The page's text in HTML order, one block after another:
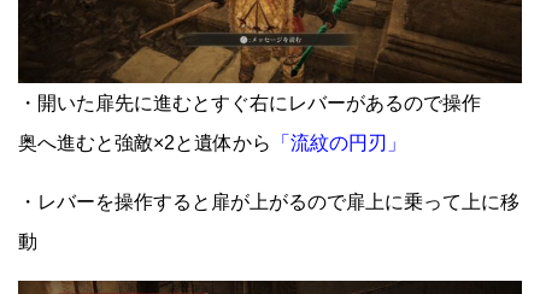
・開いた扉先に進むとすぐ右にレバーがあるので操作
奥へ進むと強敵×2と遺体から
「流紋の円刃」
・レバーを操作すると扉が上がるので扉上に乗って上に移
動